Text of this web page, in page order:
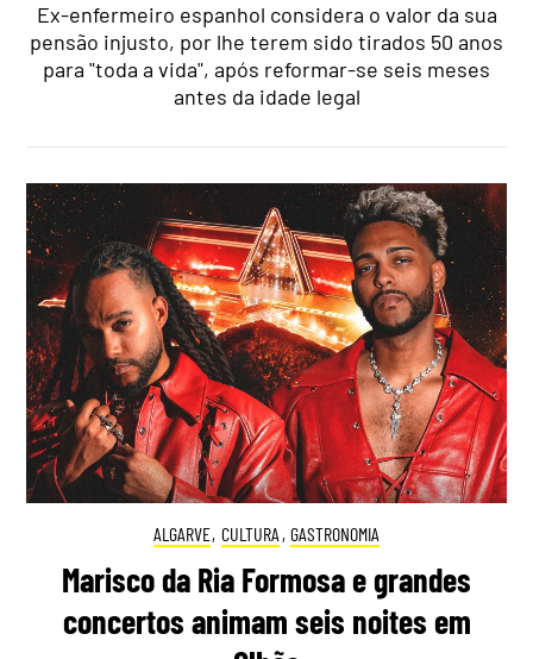
Ex-enfermeiro espanhol considera o valor da sua
pensão injusto, por lhe terem sido tirados 50 anos
para "toda a vida", após reformar-se seis meses
antes da idade legal
ALGARVE, CULTURA , GASTRONOMIA
Marisco da Ria Formosa e grandes
concertos animam seis noites em